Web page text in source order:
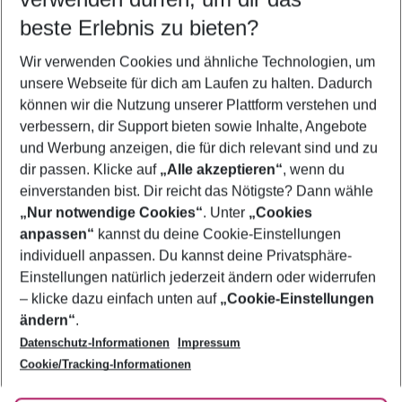
5-8 Nächte
2 Erwachsene Keine Kinder
Mehr Filter anzeigen
Footer
Footer navigation
Über uns
AGB
Bestpreisgarantie
Cookie-Einstellungen ändern
Cookie-Richtlinie
Agenturbetreuung
Barrierefreies Reisen
Folge uns
beste Erlebnis zu bieten?
Wir verwenden Cookies und ähnliche Technologien, um
unsere Webseite für dich am Laufen zu halten. Dadurch
können wir die Nutzung unserer Plattform verstehen und
verbessern, dir Support bieten sowie Inhalte, Angebote
und Werbung anzeigen, die für dich relevant sind und zu
dir passen. Klicke auf „Alle akzeptieren“, wenn du
einverstanden bist. Dir reicht das Nötigste? Dann wähle
„Nur notwendige Cookies“. Unter „Cookies
anpassen“ kannst du deine Cookie-Einstellungen
individuell anpassen. Du kannst deine Privatsphäre-
Einstellungen natürlich jederzeit ändern oder widerrufen
– klicke dazu einfach unten auf „Cookie-Einstellungen
ändern“.
Datenschutz-Informationen
Impressum
Cookie/Tracking-Informationen